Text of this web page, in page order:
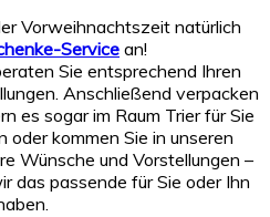
Vorweihnachtszeit natürlich
Service an!
Sie entsprechend Ihren
Anschließend verpacken
es sogar im Raum Trier für Sie
oder kommen Sie in unseren
Wünsche und Vorstellungen –
das passende für Sie oder Ihn